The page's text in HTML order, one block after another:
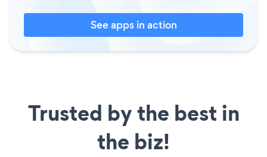
See apps in action
Trusted by the best in
the biz!